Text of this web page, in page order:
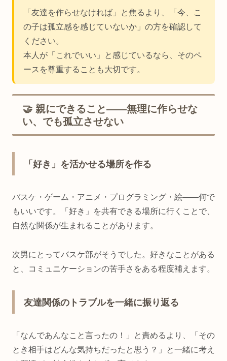
「友達を作らせなければ」と焦るより、「今、こ
の子は孤立感を感じていないか」の方を確認して
ください。
本人が「これでいい」と感じているなら、そのペ
ースを尊重することも大切です。
🤝 親にできること——無理に作らせな
い、でも孤立させない
「好き」を活かせる場所を作る
バスケ・ゲーム・アニメ・プログラミング・絵——何で
もいいです。「好き」を共有できる場所に行くことで、
自然な関係が生まれることがあります。
次男にとってバスケ部がそうでした。好きなことがある
と、コミュニケーションの苦手さをある程度補えます。
友達関係のトラブルを一緒に振り返る
「なんであんなこと言ったの！」と責めるより、「その
とき相手はどんな気持ちだったと思う？」と一緒に考え